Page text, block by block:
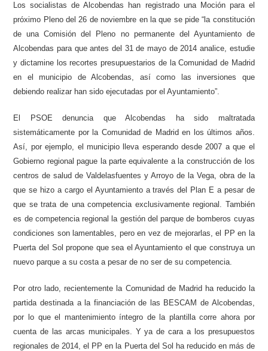
Los socialistas de Alcobendas han registrado una Moción para el
próximo Pleno del 26 de noviembre en la que se pide “la constitución
de una Comisión del Pleno no permanente del Ayuntamiento de
Alcobendas para que antes del 31 de mayo de 2014 analice, estudie
y dictamine los recortes presupuestarios de la Comunidad de Madrid
en el municipio de Alcobendas, así como las inversiones que
debiendo realizar han sido ejecutadas por el Ayuntamiento”.
El PSOE denuncia que Alcobendas ha sido maltratada
sistemáticamente por la Comunidad de Madrid en los últimos años.
Así, por ejemplo, el municipio lleva esperando desde 2007 a que el
Gobierno regional pague la parte equivalente a la construcción de los
centros de salud de Valdelasfuentes y Arroyo de la Vega, obra de la
que se hizo a cargo el Ayuntamiento a través del Plan E a pesar de
que se trata de una competencia exclusivamente regional. También
es de competencia regional la gestión del parque de bomberos cuyas
condiciones son lamentables, pero en vez de mejorarlas, el PP en la
Puerta del Sol propone que sea el Ayuntamiento el que construya un
nuevo parque a su costa a pesar de no ser de su competencia.
Por otro lado, recientemente la Comunidad de Madrid ha reducido la
partida destinada a la financiación de las BESCAM de Alcobendas,
por lo que el mantenimiento íntegro de la plantilla corre ahora por
cuenta de las arcas municipales. Y ya de cara a los presupuestos
regionales de 2014, el PP en la Puerta del Sol ha reducido en más de